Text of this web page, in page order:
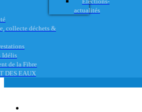
actualités
collecte déchets &
Idélis
de la Fibre
DES EAUX